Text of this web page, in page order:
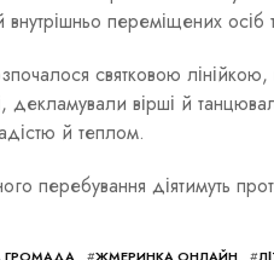
внутрішньо переміщених
святковою
декламували вірші й
й теплом.
перебування діятимуть